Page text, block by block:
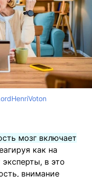
мозг включает
как на
в это
внимание